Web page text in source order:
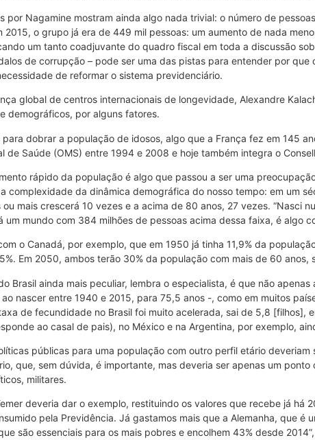
por Nagamine mostram ainda algo nada trivial: o número de
2015, o grupo já era de 449 mil pessoas: um aumento de nada
um tanto coadjuvante do quadro fiscal em toda a discussão
de corrupção – pode ser uma das pistas para entender por
de reformar o sistema previdenciário.
global de centros internacionais de longevidade, Alexandre
demográficos, por alguns fatores.
para dobrar a população de idosos, algo que a França fez em 145
de Saúde (OMS) entre 1994 e 2008 e hoje também integra o
rápido da população é algo que passou a ser uma
complexidade da dinâmica demográfica do nosso tempo: em um
mais crescerá 10 vezes e a acima de 80 anos, 27 vezes. “Nasci
um mundo com 384 milhões de pessoas acima dessa faixa, é algo
o Canadá, por exemplo, que em 1950 já tinha 11,9% da
Em 2050, ambos terão 30% da população com mais de 60 anos,
Brasil ainda mais peculiar, lembra o especialista, é que não
nascer entre 1940 e 2015, para 75,5 anos -, como em muitos
de fecundidade no Brasil foi muito acelerada, sai de 5,8
ao casal de pais), no México e na Argentina, por exemplo,
públicas para uma população com outro perfil etário
que, sem dúvida, é importante, mas deveria ser apenas um
militares.
deveria dar o exemplo, restituindo os valores que recebe já
pela Previdência. Já gastamos mais que a Alemanha, que
são essenciais para os mais pobres e encolhem 43% desde